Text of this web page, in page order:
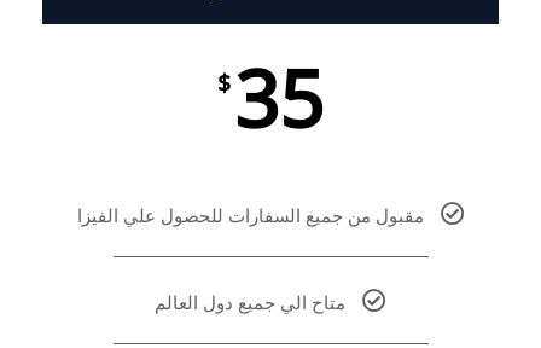
35
$
مقبول من جميع السفارات للحصول علي الفيزا
متاح الي جميع دول العالم